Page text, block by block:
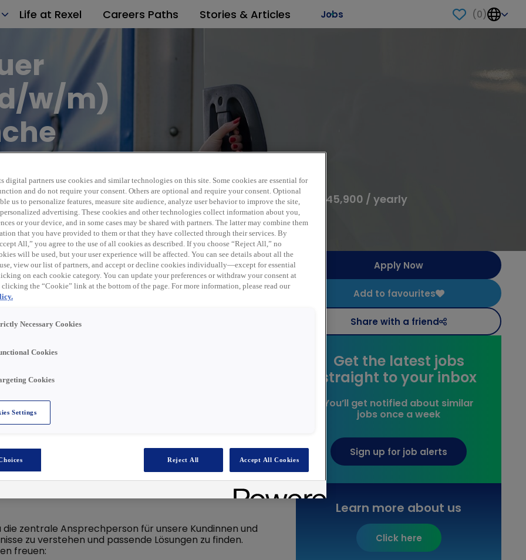
Life at Rexel Careers Paths Stories & Articles Jobs (0)
w/m)
POS_269167_05_2026 EUR 35,700 - EUR 45,900 / yearly
nur ein Job, sondern eine spannende
Qualitätspartner für Industrie und Handwerk stehen
die Energiewende und die Digitalisierung
–#zusammen
Ideen einzubringen und Dich kontinuierlich
einem starken Netzwerk und einem klaren
basiert.
setzt, sondern auch auf die persönliche
Lass uns gemeinsam
erlebe, wie
ab sofort für unseren Standort in
zentrale Ansprechperson für unsere Kundinnen und
zu verstehen und passende Lösungen zu finden.
freuen:
Apply Now
Add to favourites
Share with a friend
Get the latest jobs
straight to your inbox
You’ll get notified about similar
jobs once a week
Sign up for job alerts
Learn more about us
Click here
digital partners use cookies and similar technologies on this site. Some cookies are essential for
and do not require your consent. Others are optional and require your consent. Optional
us to personalize features, measure site audience, analyze user behavior to improve the site,
advertising. These cookies and other technologies collect information about you,
or your device, and in some cases may be shared with partners. The latter may combine them
that you have provided to them or that they have collected through their services. By
All,” you agree to the use of all cookies as described. If you choose “Reject All,” no
will be used, but your user experience will be affected. You can see details about all the
view our list of partners, and accept or decline cookies individually—except for essential
on each cookie category. You can update your preferences or withdraw your consent at
the “Cookie” link at the bottom of the page. For more information, please read our
Necessary Cookies
Cookies
Cookies
Settings
Reject All Accept All Cookies